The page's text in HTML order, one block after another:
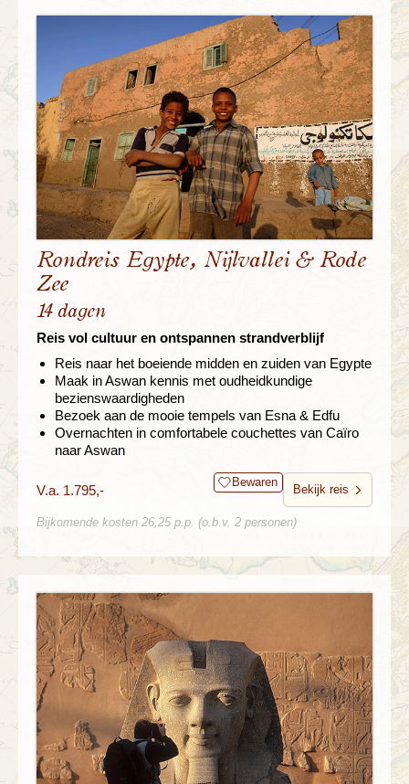
Rondreis Egypte, Nijlvallei & Rode
Zee
14 dagen
Reis vol cultuur en ontspannen strandverblijf
Reis naar het boeiende midden en zuiden van Egypte
Maak in Aswan kennis met oudheidkundige
bezienswaardigheden
Bezoek aan de mooie tempels van Esna & Edfu
Overnachten in comfortabele couchettes van Caïro
naar Aswan
V.a. 1.795,- Bewaren
Bekijk reis
Bijkomende kosten 26,25 p.p. (o.b.v. 2 personen)